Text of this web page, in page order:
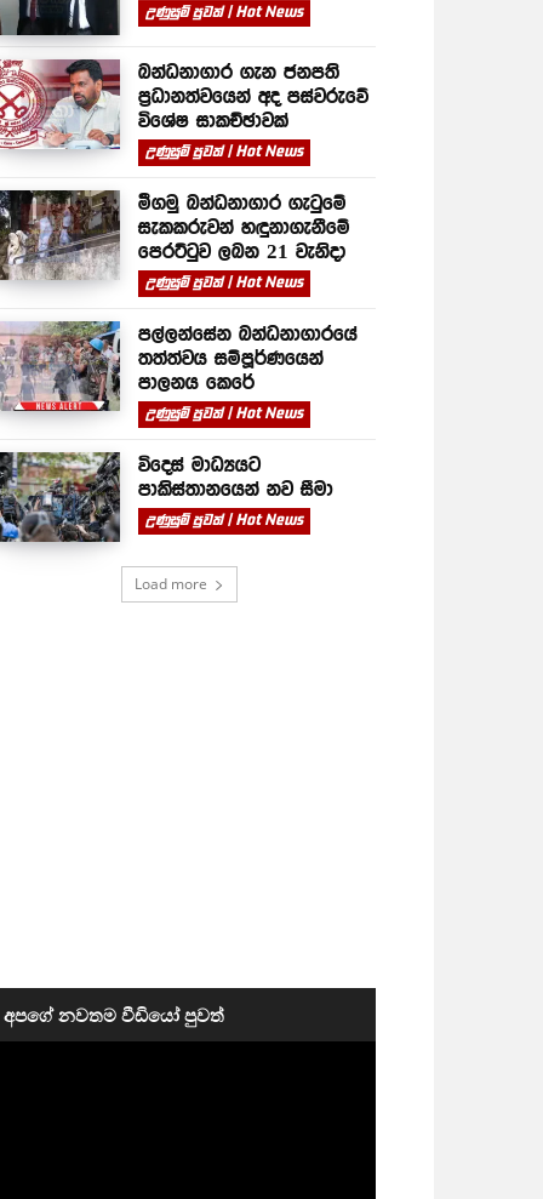
උණුසුම් පුවත් | Hot News
බන්ධනාගාර ගැන ජනපති
ප්‍රධානත්වයෙන් අද පස්වරුවේ
විශේෂ සාකච්ඡාවක්
උණුසුම් පුවත් | Hot News
මීගමු බන්ධනාගාර ගැටුමේ
සැකකරුවන් හඳුනාගැනීමේ
පෙරට්ටුව ලබන 21 වැනිදා
උණුසුම් පුවත් | Hot News
පල්ලන්සේන බන්ධනාගාරයේ
තත්ත්වය සම්පූර්ණයෙන්
පාලනය කෙරේ
උණුසුම් පුවත් | Hot News
විදෙස් මාධ්‍යයට
පාකිස්තානයෙන් නව සීමා
උණුසුම් පුවත් | Hot News
Load more
අපගේ නවතම වීඩියෝ පුවත්